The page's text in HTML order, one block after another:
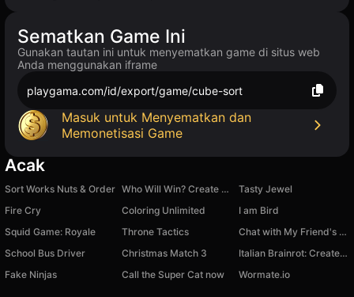
Sematkan Game Ini
Gunakan tautan ini untuk menyematkan game di situs web
Anda menggunakan iframe
playgama.com/id/export/game/cube-sort
Masuk untuk Menyematkan dan
Memonetisasi Game
Acak
Sort Works Nuts & Order Who Will Win? Create A Battle!
Tasty Jewel
Fire Cry
Coloring Unlimited
I am Bird
Squid Game: Royale
Throne Tactics
Chat with My Friend's Brother
School Bus Driver
Christmas Match 3
Italian Brainrot: Create Your Monster!
Fake Ninjas
Call the Super Cat now Wormate.io